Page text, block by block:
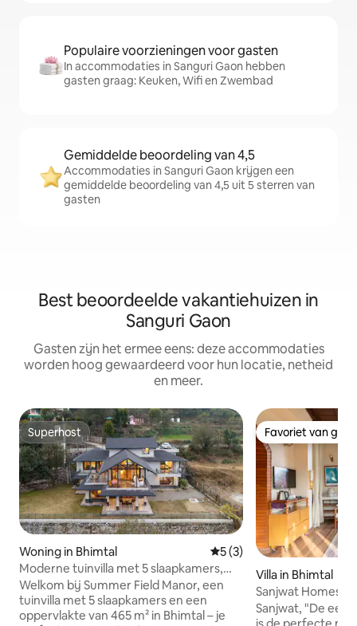
Populaire voorzieningen voor gasten
In accommodaties in Sanguri Gaon hebben
gasten graag: Keuken, Wifi en Zwembad
Gemiddelde beoordeling van 4,5
Accommodaties in Sanguri Gaon krijgen een
gemiddelde beoordeling van 4,5 uit 5 sterren van
gasten
Best beoordeelde vakantiehuizen in
Sanguri Gaon
Gasten zijn het ermee eens: deze accommodaties
worden hoog gewaardeerd voor hun locatie, netheid
en meer.
Superhost
Superhost
Woning in Bhimtal Gemiddelde beoordeling
5 (3)
Moderne tuinvilla met 5 slaapkamers,
Summer Field Manor, Bhimtal
Welkom bij Summer Field Manor, een
tuinvilla met 5 slaapkamers en een
oppervlakte van 465 m² in Bhimtal – je
Favoriet van
Favoriet van
Villa in Bhimtal
Sanjwat
Orchard Villa
Sanjwat, "De